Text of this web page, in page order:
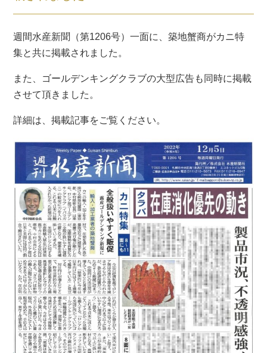
週間水産新聞（第1206号）一面に、築地蟹商がカニ特
集と共に掲載されました。
また、ゴールデンキングクラブの大型広告も同時に掲載
させて頂きました。
詳細は、掲載記事をご覧ください。